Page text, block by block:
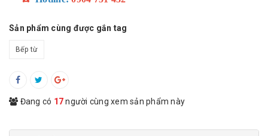
Sản phẩm cùng được gắn tag
Bếp từ
Đang có 17người cùng xem sản phẩm này